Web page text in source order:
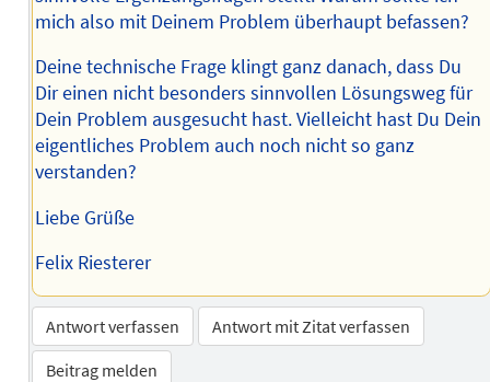
mich also mit Deinem Problem überhaupt befassen?
Deine technische Frage klingt ganz danach, dass Du
Dir einen nicht besonders sinnvollen Lösungsweg für
Dein Problem ausgesucht hast. Vielleicht hast Du Dein
eigentliches Problem auch noch nicht so ganz
verstanden?
Liebe Grüße
Felix Riesterer
Antwort verfassen
Antwort mit Zitat verfassen
Beitrag melden